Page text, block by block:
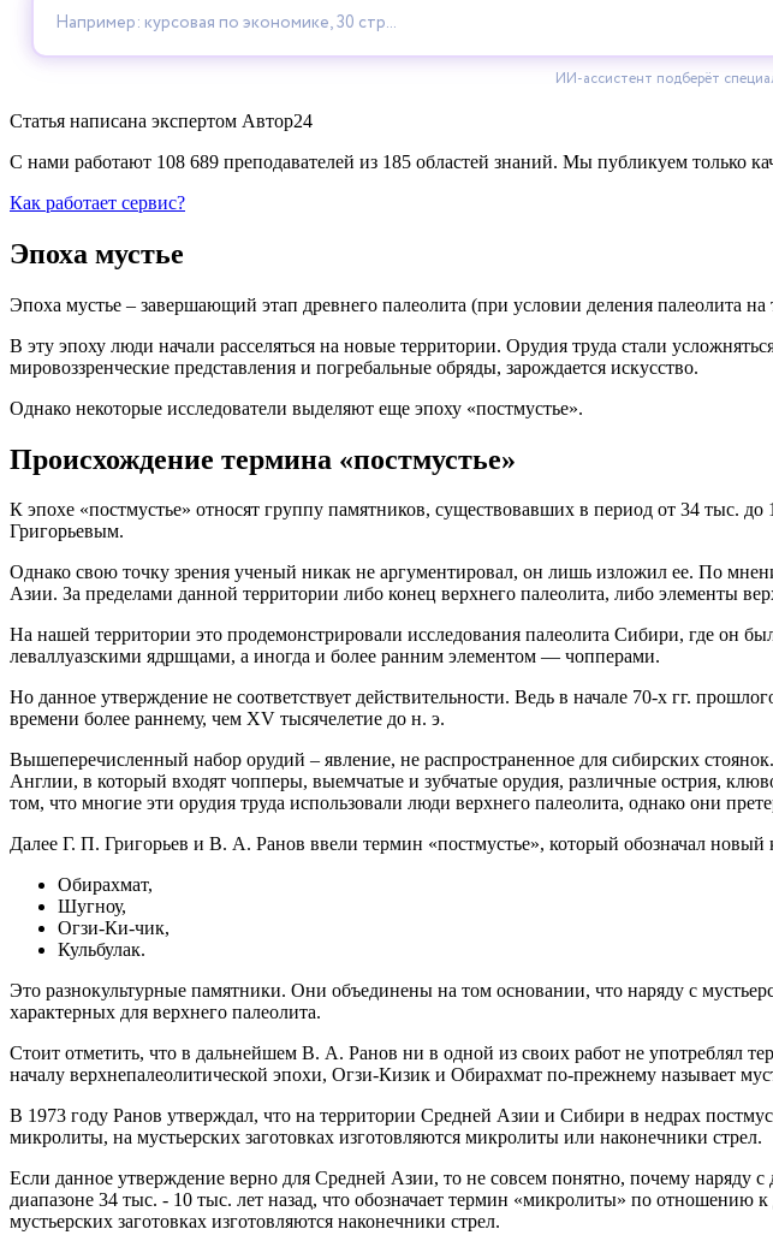
Статья написана экспертом Автор24
С нами работают 108 689 преподавателей из 185 областей знаний. Мы публикуем только
Как работает сервис?
Эпоха мустье
Эпоха мустье – завершающий этап древнего палеолита (при условии деления палеолита
В эту эпоху люди начали расселяться на новые территории. Орудия труда стали
мировоззренческие представления и погребальные обряды, зарождается искусство.
Однако некоторые исследователи выделяют еще эпоху «постмустье».
Происхождение термина «постмустье»
К эпохе «постмустье» относят группу памятников, существовавших в период от 34 тыс.
Григорьевым.
Однако свою точку зрения ученый никак не аргументировал, он лишь изложил ее. По
Азии. За пределами данной территории либо конец верхнего палеолита, либо элементы
На нашей территории это продемонстрировали исследования палеолита Сибири, где он
леваллуазскими ядршцами, а иногда и более ранним элементом — чопперами.
Но данное утверждение не соответствует действительности. Ведь в начале 70-х гг.
времени более раннему, чем XV тысячелетие до н. э.
Вышеперечисленный набор орудий – явление, не распространенное для сибирских
Англии, в который входят чопперы, выемчатые и зубчатые орудия, различные острия,
том, что многие эти орудия труда использовали люди верхнего палеолита, однако они
Далее Г. П. Григорьев и В. А. Ранов ввели термин «постмустье», который обозначал
Обирахмат,
Шугноу,
Огзи-Ки-чик,
Кульбулак.
Это разнокультурные памятники. Они объединены на том основании, что наряду с
характерных для верхнего палеолита.
Стоит отметить, что в дальнейшем В. А. Ранов ни в одной из своих работ не употреблял
началу верхнепалеолитической эпохи, Огзи-Кизик и Обирахмат по-прежнему называет
В 1973 году Ранов утверждал, что на территории Средней Азии и Сибири в недрах
микролиты, на мустьерских заготовках изготовляются микролиты или наконечники стрел.
Если данное утверждение верно для Средней Азии, то не совсем понятно, почему
диапазоне 34 тыс. - 10 тыс. лет назад, что обозначает термин «микролиты» по
мустьерских заготовках изготовляются наконечники стрел.